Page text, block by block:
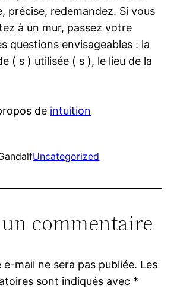
précise, redemandez. Si vous
à un mur, passez votre
questions envisageables : la
( s ) utilisée ( s ), le lieu de la
de intuition
Uncategorized
commentaire
e-mail ne sera pas publiée. Les
sont indiqués avec *